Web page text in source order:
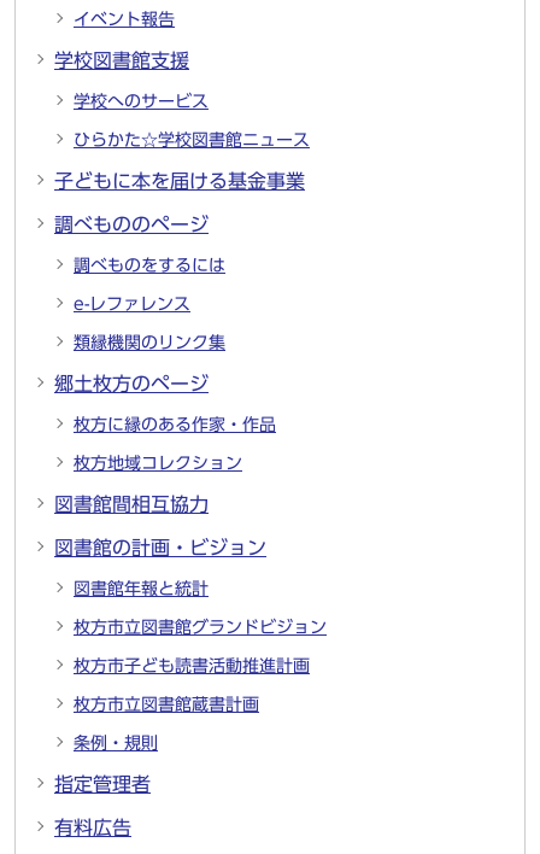
イベント報告
学校図書館支援
学校へのサービス
ひらかた☆学校図書館ニュース
子どもに本を届ける基金事業
調べもののページ
調べものをするには
e-レファレンス
類縁機関のリンク集
郷土枚方のページ
枚方に縁のある作家・作品
枚方地域コレクション
図書館間相互協力
図書館の計画・ビジョン
図書館年報と統計
枚方市立図書館グランドビジョン
枚方市子ども読書活動推進計画
枚方市立図書館蔵書計画
条例・規則
指定管理者
有料広告